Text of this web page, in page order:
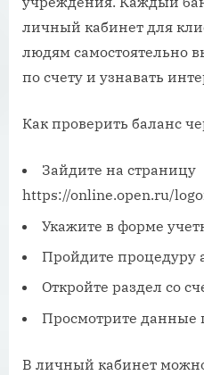
личный кабинет для
людям самостоятельно
по счету и узнавать
Как проверить баланс
Зайдите на страницу
https://online.open.ru/
Укажите в форме
Пройдите процедуру
Откройте раздел со
Просмотрите данные
В личный кабинет